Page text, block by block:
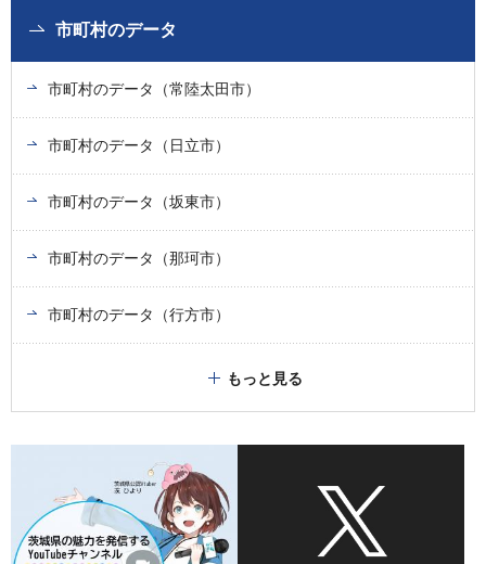
市町村のデータ
市町村のデータ（常陸太田市）
市町村のデータ（日立市）
市町村のデータ（坂東市）
市町村のデータ（那珂市）
市町村のデータ（行方市）
もっと見る